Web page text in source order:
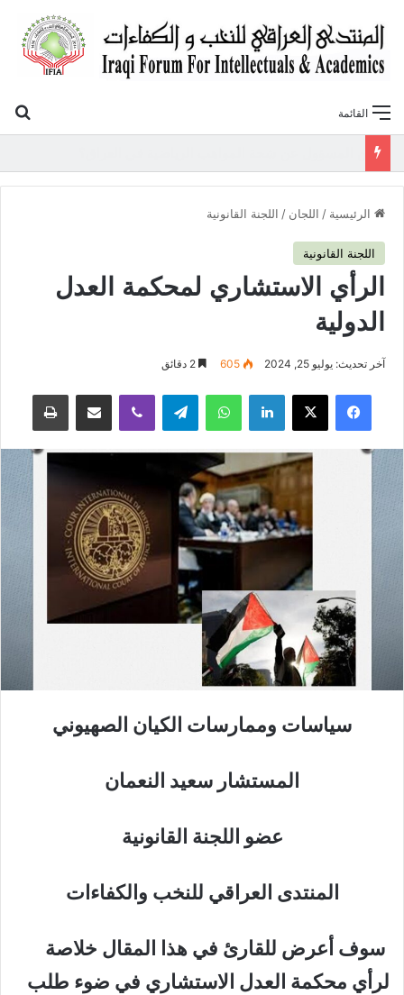
القائمة
الرئيسية / اللجان / اللجنة القانونية
اللجنة القانونية
الرأي الاستشاري لمحكمة العدل
الدولية
آخر تحديث: يوليو 25, 2024 605
فيسبوك لينكدإن واتساب
سياسات وممارسات الكيان الصهيوني
المستشار سعيد النعمان
عضو اللجنة القانونية
المنتدى العراقي للنخب والكفاءات
سوف أعرض للقارئ في هذا المقال خلاصة
لرأي محكمة العدل الاستشاري في ضوء طلب